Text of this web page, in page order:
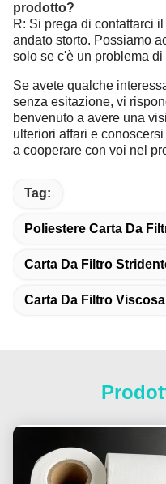
prodotto?
R: Si prega di contattarci
andato storto. Possiamo
solo se c'è un problema di
Se avete qualche
senza esitazione, vi
benvenuto a avere una
ulteriori affari e
a cooperare con voi nel
Tag:
Poliestere Carta Da
Carta Da Filtro
Carta Da Filtro